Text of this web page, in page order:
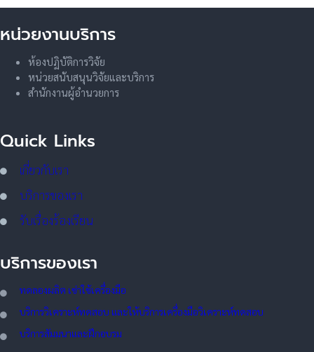
หน่วยงานบริการ
ห้องปฏิบัติการวิจัย
หน่วยสนับสนุนวิจัยและบริการ
สำนักงานผู้อำนวยการ
Quick Links
เกี่ยวกับเรา
บริการของเรา
รับเรื่องร้องเรียน
บริการของเรา
ทดลองผลิต เช่าใช้เครื่องมือ
บริการวิเคราะห์ทดสอบ และให้บริการเครื่องมือวิเคราะห์ทดสอบ
บริการสัมมนาและฝึกอบรม